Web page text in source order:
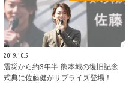
2019.10.5
震災から約3年半 熊本城の復旧記念
式典に佐藤健がサプライズ登場！